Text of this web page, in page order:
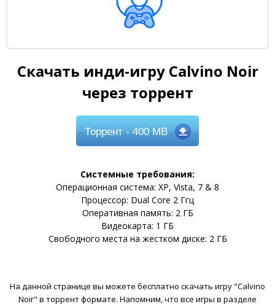
Скачать инди-игру Calvino Noir
через торрент
Торрент- 400 MB
Системные требования:
Операционная система: XP, Vista, 7 & 8
Процессор: Dual Core 2 Ггц
Оперативная память: 2 ГБ
Видеокарта: 1 ГБ
Свободного места на жестком диске: 2 ГБ
На данной странице вы можете бесплатно скачать игру "Calvino
Noir" в торрент формате. Напомним, что все игры в разделе